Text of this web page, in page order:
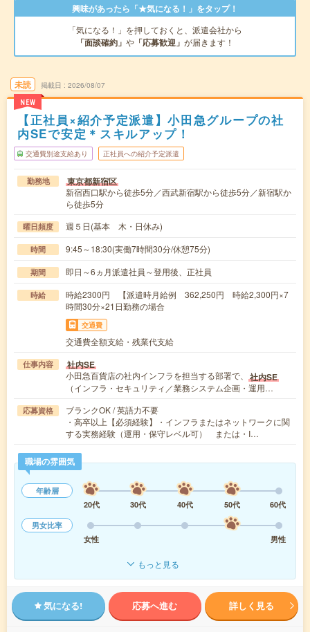
興味があったら「★気になる！」をタップ！
「気になる！」を押しておくと、派遣会社から
「面談確約」 や 「応募歓迎」 が届きます！
未読
NEW
掲載日 2026/08/07
【正社員×紹介予定派遣】小田急グループの社
内SEで安定＊スキルアップ！
交通費別途支給あり 正社員への紹介予定派遣
勤務地 東京都新宿区
新宿西口駅から徒歩5分／西武新宿駅から徒歩5分／新宿駅か
ら徒歩5分
曜日頻度 週５日(基本 木・日休み)
時間 9:45～18:30(実働7時間30分/休憩75分)
期間 即日～6ヵ月派遣社員～登用後、正社員
時給
時給2300円 【派遣時月給例 362,250円 時給2,300円×7
時間30分×21日勤務の場合
交通費
交通費全額支給・残業代支給
仕事内容 社内SE
小田急百貨店の社内インフラを担当する部署で、 社内SE
（インフラ・セキュリティ／業務システム企画・運用…
応募資格
ブランクOK / 英語力不要
・高卒以上【必須経験】・インフラまたはネットワークに関
する実務経験（運用・保守レベル可） または・I…
職場の雰囲気
年齢層
20代
30代 40代 50代
60代
男女比率
女性
男性
もっと見る
気になる! 応募へ進む 詳しく見る